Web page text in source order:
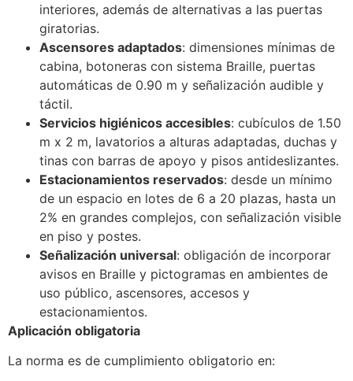
interiores, además de alternativas a las puertas
giratorias.
Ascensores adaptados: dimensiones mínimas de
cabina, botoneras con sistema Braille, puertas
automáticas de 0.90 m y señalización audible y
táctil.
Servicios higiénicos accesibles: cubículos de 1.50
m x 2 m, lavatorios a alturas adaptadas, duchas y
tinas con barras de apoyo y pisos antideslizantes.
Estacionamientos reservados: desde un mínimo
de un espacio en lotes de 6 a 20 plazas, hasta un
2% en grandes complejos, con señalización visible
en piso y postes.
Señalización universal: obligación de incorporar
avisos en Braille y pictogramas en ambientes de
uso público, ascensores, accesos y
estacionamientos.
Aplicación obligatoria
La norma es de cumplimiento obligatorio en: